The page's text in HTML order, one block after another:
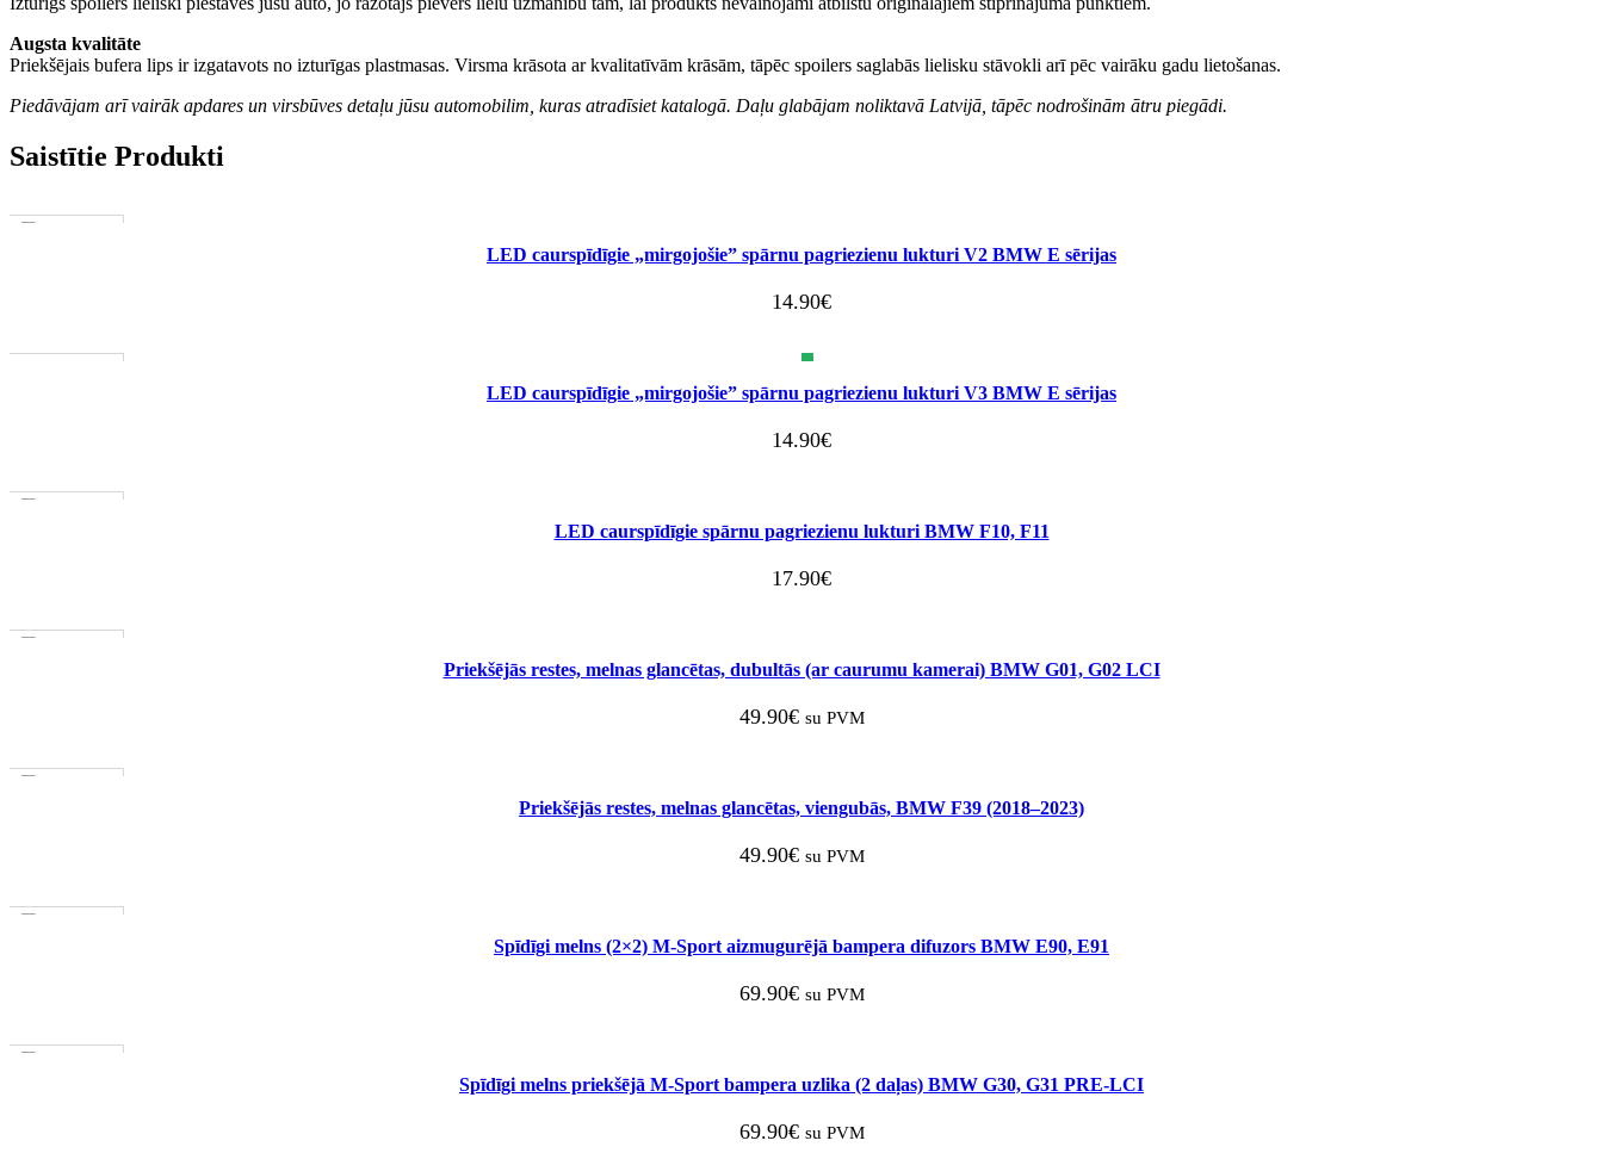
Augsta kvalitāte
Priekšējais bufera lips ir izgatavots no izturīgas plastmasas. Virsma krāsota ar kvalitatīvām krāsām, tāpēc spoilers saglabās lielisku stāvokli arī pēc vairāku gadu lietošanas.
Piedāvājam arī vairāk apdares un virsbūves detaļu jūsu automobilim, kuras atradīsiet katalogā. Daļu glabājam noliktavā Latvijā, tāpēc nodrošinām ātru piegādi.
Saistītie Produkti
LED caurspīdīgie „mirgojošie” spārnu pagriezienu lukturi V2 BMW E sērijas
14.90€
LED caurspīdīgie „mirgojošie” spārnu pagriezienu lukturi V3 BMW E sērijas
14.90€
LED caurspīdīgie spārnu pagriezienu lukturi BMW F10, F11
17.90€
Priekšējās restes, melnas glancētas, dubultās (ar caurumu kamerai) BMW G01, G02 LCI
49.90€ su PVM
Priekšējās restes, melnas glancētas, viengubās, BMW F39 (2018–2023)
49.90€ su PVM
Spīdīgi melns (2×2) M-Sport aizmugurējā bampera difuzors BMW E90, E91
69.90€ su PVM
Spīdīgi melns priekšējā M-Sport bampera uzlika (2 daļas) BMW G30, G31 PRE-LCI
69.90€ su PVM